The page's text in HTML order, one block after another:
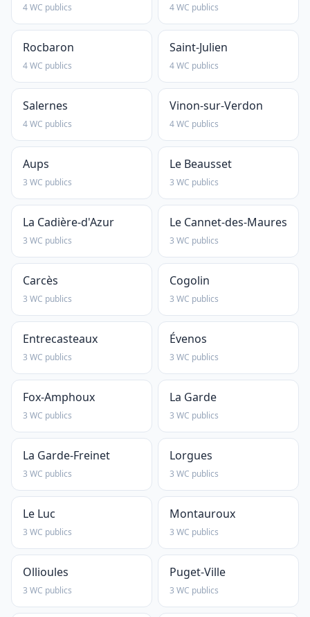
4 WC publics 4 WC publics
Rocbaron
4 WC publics
Saint-Julien
4 WC publics
Salernes
4 WC publics
Vinon-sur-Verdon
4 WC publics
Aups
3 WC publics
Le Beausset
3 WC publics
La Cadière-d'Azur
3 WC publics
Le Cannet-des-Maures
3 WC publics
Carcès
3 WC publics
Cogolin
3 WC publics
Entrecasteaux
3 WC publics
Évenos
3 WC publics
Fox-Amphoux
3 WC publics
La Garde
3 WC publics
La Garde-Freinet
3 WC publics
Lorgues
3 WC publics
Le Luc
3 WC publics
Montauroux
3 WC publics
Ollioules
3 WC publics
Puget-Ville
3 WC publics